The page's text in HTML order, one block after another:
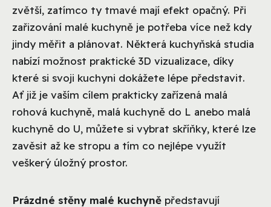
zvětší, zatímco ty tmavé mají efekt opačný. Při
zařizování malé kuchyně je potřeba více než kdy
jindy měřit a plánovat. Některá kuchyňská studia
nabízí možnost praktické 3D vizualizace, díky
které si svoji kuchyni dokážete lépe představit.
Ať již je vaším cílem prakticky zařízená malá
rohová kuchyně, malá kuchyně do L anebo malá
kuchyně do U, můžete si vybrat skříňky, které lze
zavěsit až ke stropu a tím co nejlépe využít
veškerý úložný prostor.
Prázdné stěny malé kuchyně představují